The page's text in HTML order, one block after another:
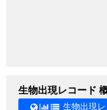
生物出現レコード
生物出現